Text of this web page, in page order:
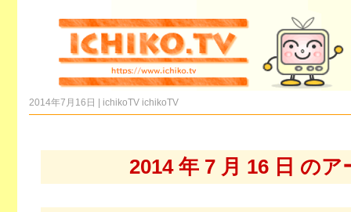
2014年7月16日 | ichikoTV ichikoTV
2014 年 7 月 16 日 のア